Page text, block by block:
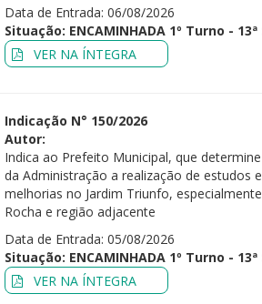
Data de Entrada: 06/08/2026
Situação: ENCAMINHADA 1º Turno - 13ª
VER NA ÍNTEGRA
Indicação N° 150/2026
Autor:
Indica ao Prefeito Municipal, que
da Administração a realização de estudos
melhorias no Jardim Triunfo,
Rocha e região adjacente
Data de Entrada: 05/08/2026
Situação: ENCAMINHADA 1º Turno - 13ª
VER NA ÍNTEGRA